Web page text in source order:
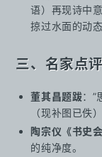
语）再现诗中
掠过水面的动态
三、名家点评
董其昌题跋：”
（现补图已佚
陶宗仪《书史
的纯净度。